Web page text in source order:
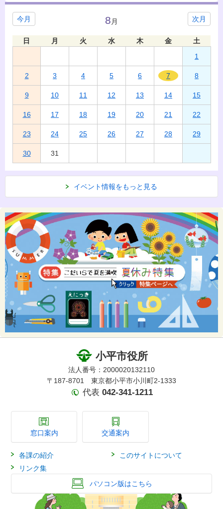
今月 次月
8 月
日 月 火 水 木 金
土
1
2 3 4 5 6 7 8
9 10 11 12 13 14 15
16 17 18 19 20 21 22
23 24 25 26 27 28 29
30 31
イベント情報をもっと見る
小平市役所
法人番号：2000020132110
〒187-8701 東京都小平市小川町2-1333
代表 042-341-1211
窓口案内 交通案内
各課の紹介
このサイトについて
リンク集
パソコン版はこちら